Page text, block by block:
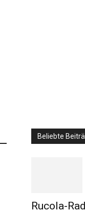
Beliebte
Rucola-